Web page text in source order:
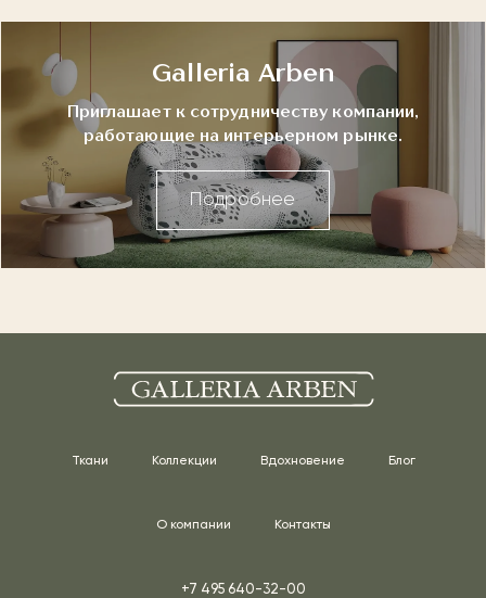
Galleria Arben
Приглашает к сотрудничеству компании,
работающие на интерьерном рынке.
Подробнее
Ткани Коллекции Вдохновение Блог
О компании Контакты
+7 495 640-32-00